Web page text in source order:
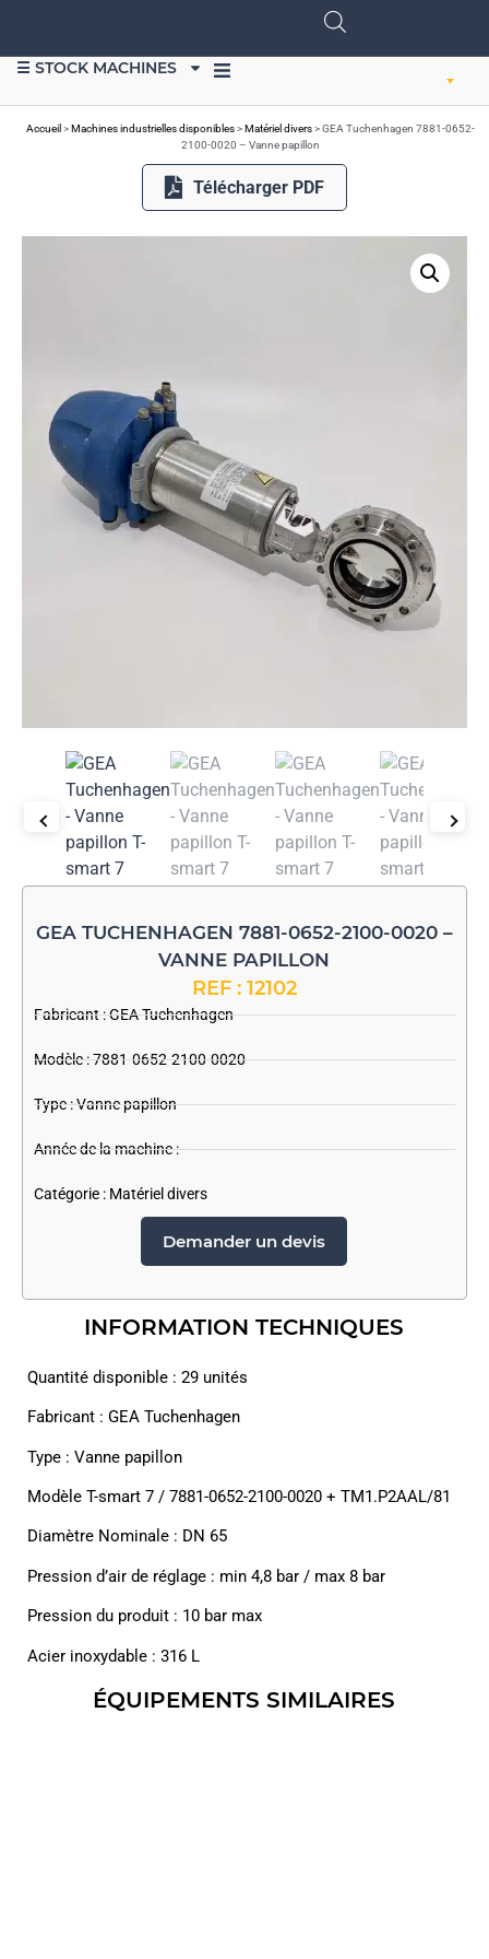
☰ STOCK MACHINES
Accueil >Machines industrielles disponibles>Matériel divers>GEA Tuchenhagen 7881-0652-
2100-0020 – Vanne papillon
Télécharger PDF
GEA TUCHENHAGEN 7881-0652-2100-0020 –
VANNE PAPILLON
REF : 12102
Fabricant :GEA Tuchenhagen
Modèle : 7881-0652-2100-0020
Type : Vanne papillon
Année de la machine : -
Catégorie : Matériel divers
Demander un devis
INFORMATION TECHNIQUES
Quantité disponible : 29 unités
Fabricant : GEA Tuchenhagen
Type : Vanne papillon
Modèle T-smart 7 / 7881-0652-2100-0020 + TM1.P2AAL/81
Diamètre Nominale : DN 65
Pression d’air de réglage : min 4,8 bar / max 8 bar
Pression du produit : 10 bar max
Acier inoxydable : 316 L
ÉQUIPEMENTS SIMILAIRES